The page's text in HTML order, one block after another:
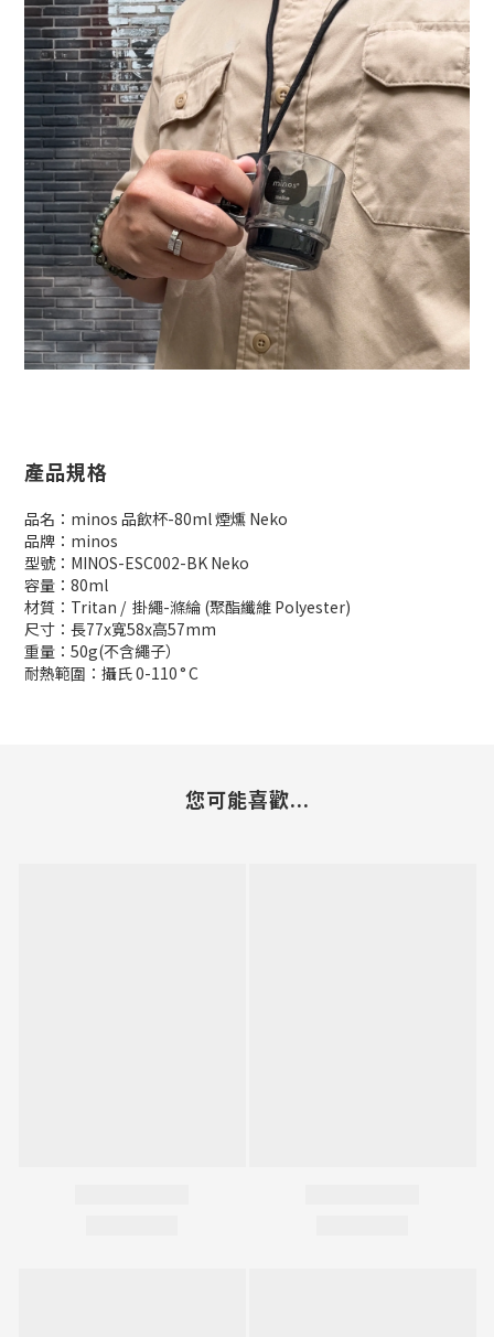
產品規格
品名：minos 品飲杯-80ml 煙燻 Neko
品牌：minos
型號：MINOS-ESC002-BK Neko
容量：80ml
材質：Tritan / 掛繩-滌綸 (聚酯纖維 Polyester)
尺寸：長77x寬58x高57mm
重量：50g(不含繩子）
耐熱範圍：攝氏 0-110°C
您可能喜歡...